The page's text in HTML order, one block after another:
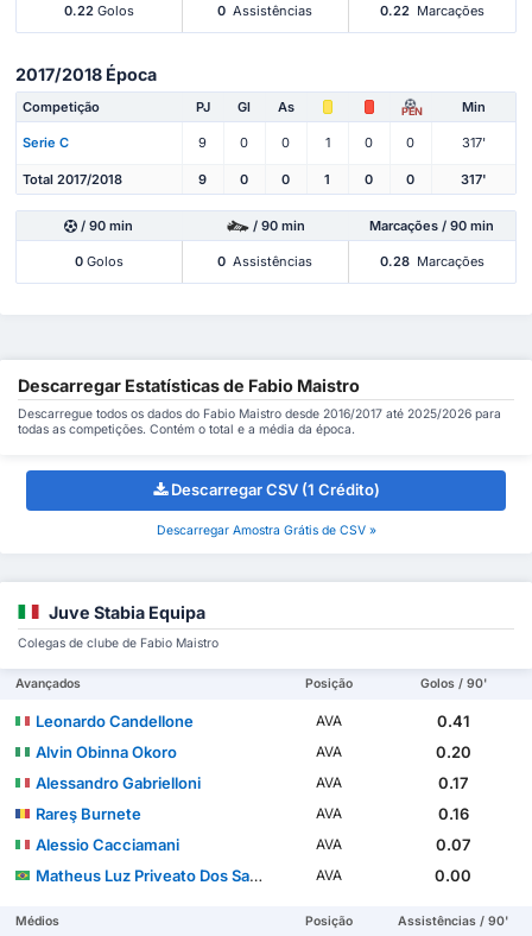
0.22Golos 0 Assistências 0.22 Marcações
2017/2018 Época
Competição PJ Gl As PEN Min
Serie C 9 0 0 1 0 0 317'
Total 2017/2018 9 0 0 1 0 0 317'
/ 90 min / 90 min Marcações / 90 min
0Golos 0 Assistências 0.28 Marcações
Descarregar Estatísticas de Fabio Maistro
Descarregue todos os dados do Fabio Maistro desde 2016/2017 até 2025/2026 para
todas as competições. Contém o total e a média da época.
Descarregar CSV (1 Crédito)
Descarregar Amostra Grátis de CSV »
Juve Stabia Equipa
Colegas de clube de Fabio Maistro
Avançados Posição Golos / 90'
Leonardo Candellone AVA
0.41
Alvin Obinna Okoro
AVA
0.20
Alessandro Gabrielloni
AVA
0.17
Rareş Burnete
AVA
0.16
Alessio Cacciamani
AVA
0.07
Matheus Luz Priveato Dos Santos
AVA 0.00
Médios Posição Assistências / 90'